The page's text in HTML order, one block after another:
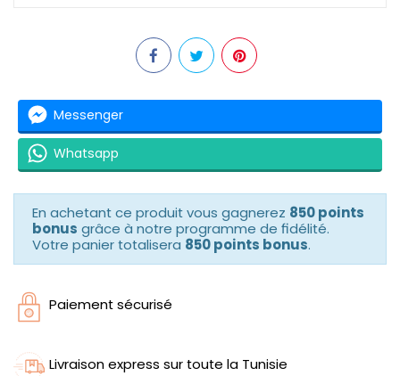
Messenger
Whatsapp
En achetant ce produit vous gagnerez 850 points
bonus grâce à notre programme de fidélité.
Votre panier totalisera 850 points bonus.
Paiement sécurisé
Livraison express sur toute la Tunisie